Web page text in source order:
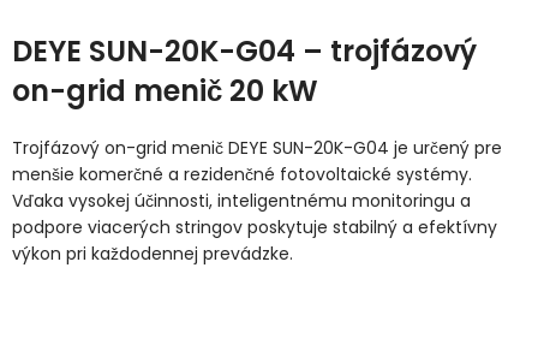
DEYE SUN-20K-G04 – trojfázový
on-grid menič 20 kW
Trojfázový on-grid menič DEYE SUN-20K-G04 je určený pre
menšie komerčné a rezidenčné fotovoltaické systémy.
Vďaka vysokej účinnosti, inteligentnému monitoringu a
podpore viacerých stringov poskytuje stabilný a efektívny
výkon pri každodennej prevádzke.